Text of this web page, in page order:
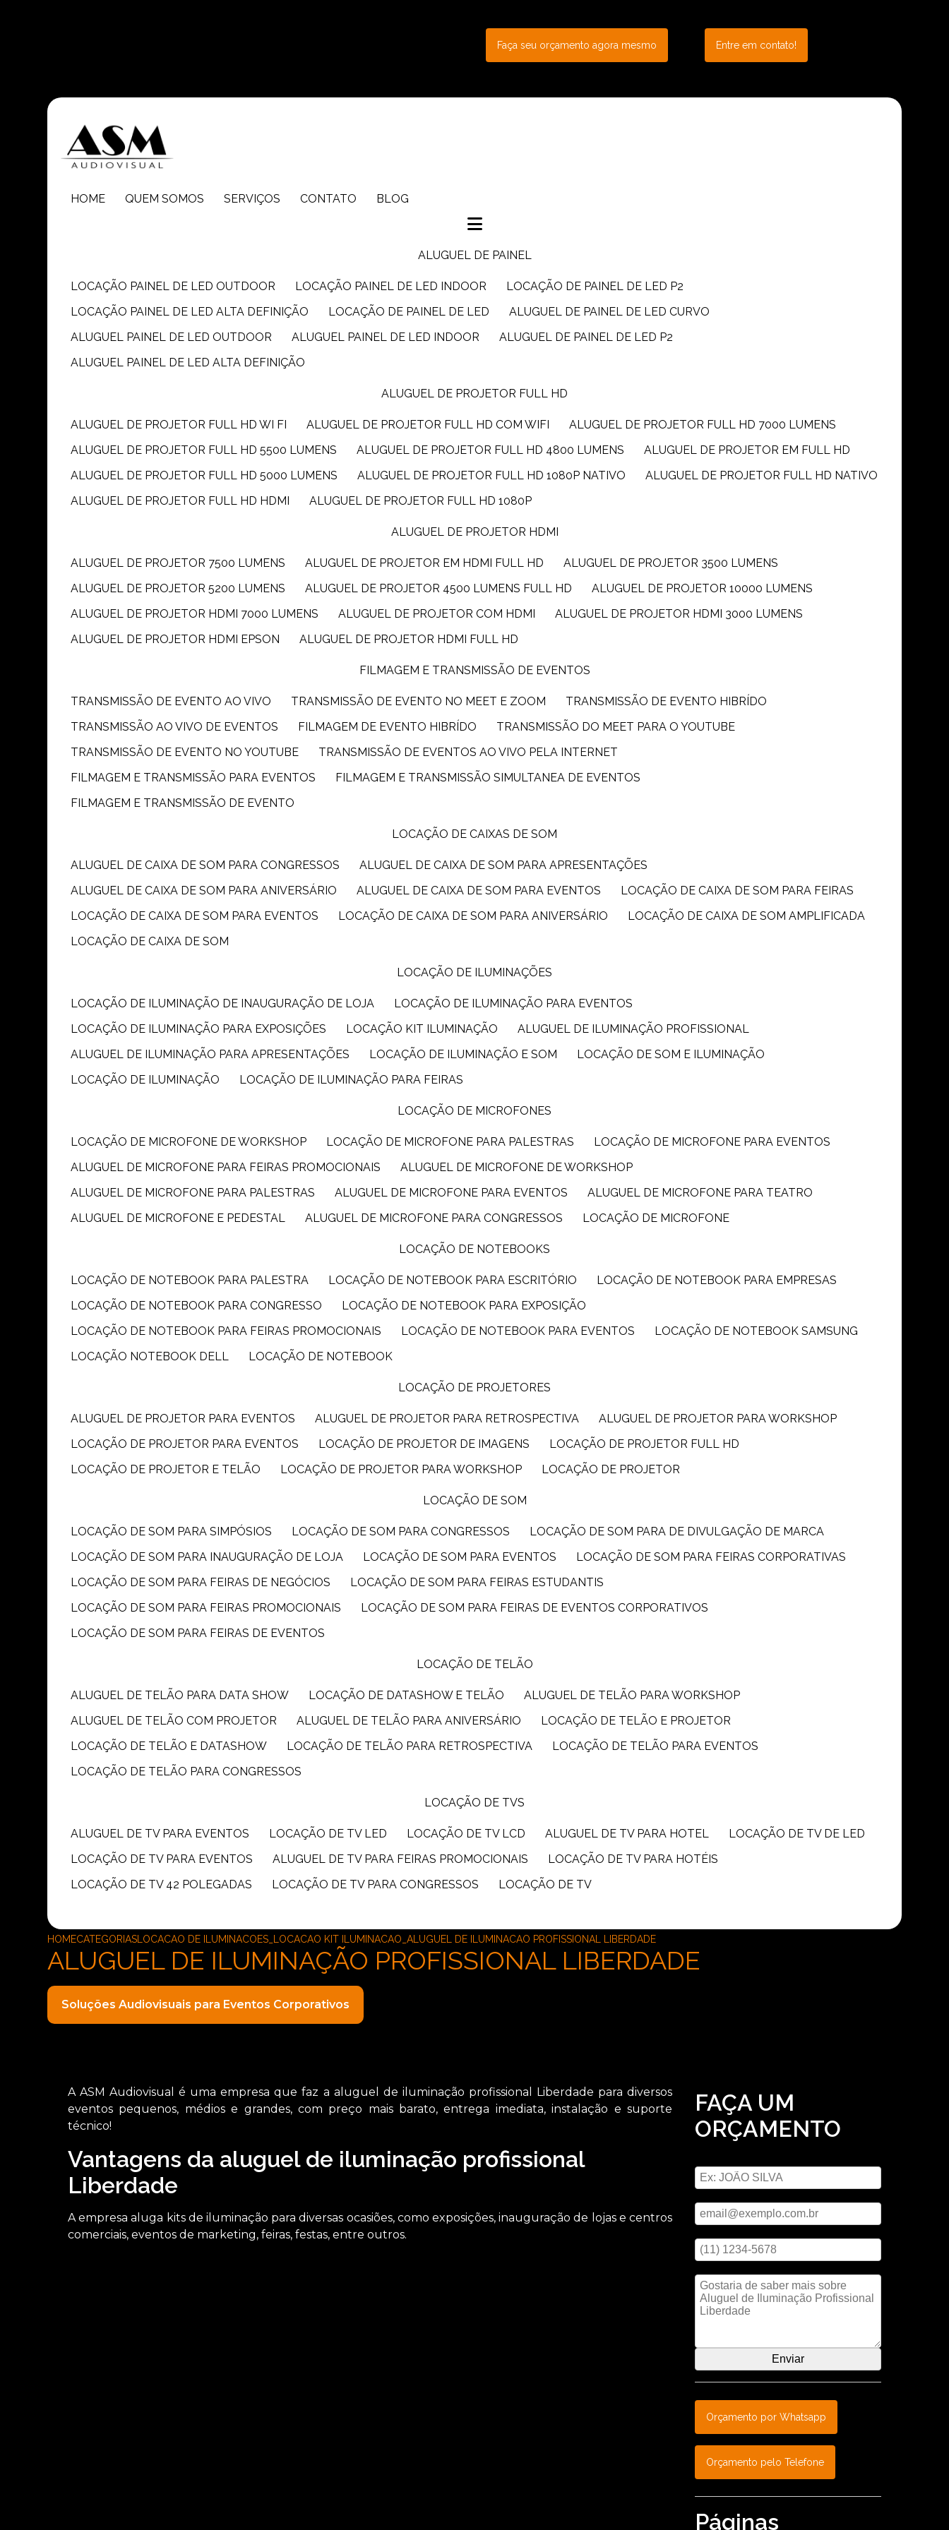
Faça seu orçamento agora mesmo Entre em contato!
HOME QUEM SOMOS SERVIÇOS CONTATO BLOG
ALUGUEL DE PAINEL
LOCAÇÃO PAINEL DE LED OUTDOOR LOCAÇÃO PAINEL DE LED INDOOR
LOCAÇÃO DE PAINEL DE LED P2
LOCAÇÃO PAINEL DE LED ALTA DEFINIÇÃO
LOCAÇÃO DE PAINEL DE LED
ALUGUEL DE PAINEL DE LED CURVO
ALUGUEL PAINEL DE LED OUTDOOR
ALUGUEL PAINEL DE LED INDOOR
ALUGUEL DE PAINEL DE LED P2
ALUGUEL PAINEL DE LED ALTA DEFINIÇÃO
ALUGUEL DE PROJETOR FULL HD
ALUGUEL DE PROJETOR FULL HD WI FI ALUGUEL DE PROJETOR FULL HD COM WIFI
ALUGUEL DE PROJETOR FULL HD 7000 LUMENS
ALUGUEL DE PROJETOR FULL HD 5500 LUMENS
ALUGUEL DE PROJETOR FULL HD 4800 LUMENS
ALUGUEL DE PROJETOR EM FULL HD
ALUGUEL DE PROJETOR FULL HD 5000 LUMENS
ALUGUEL DE PROJETOR FULL HD 1080P NATIVO
ALUGUEL DE PROJETOR FULL HD NATIVO
ALUGUEL DE PROJETOR FULL HD HDMI
ALUGUEL DE PROJETOR FULL HD 1080P
ALUGUEL DE PROJETOR HDMI
ALUGUEL DE PROJETOR 7500 LUMENS ALUGUEL DE PROJETOR EM HDMI FULL HD
ALUGUEL DE PROJETOR 3500 LUMENS
ALUGUEL DE PROJETOR 5200 LUMENS
ALUGUEL DE PROJETOR 4500 LUMENS FULL HD
ALUGUEL DE PROJETOR 10000 LUMENS
ALUGUEL DE PROJETOR HDMI 7000 LUMENS
ALUGUEL DE PROJETOR COM HDMI
ALUGUEL DE PROJETOR HDMI 3000 LUMENS
ALUGUEL DE PROJETOR HDMI EPSON
ALUGUEL DE PROJETOR HDMI FULL HD
FILMAGEM E TRANSMISSÃO DE EVENTOS
TRANSMISSÃO DE EVENTO AO VIVO TRANSMISSÃO DE EVENTO NO MEET E ZOOM
TRANSMISSÃO DE EVENTO HIBRÍDO
TRANSMISSÃO AO VIVO DE EVENTOS
FILMAGEM DE EVENTO HIBRÍDO
TRANSMISSÃO DO MEET PARA O YOUTUBE
TRANSMISSÃO DE EVENTO NO YOUTUBE
TRANSMISSÃO DE EVENTOS AO VIVO PELA INTERNET
FILMAGEM E TRANSMISSÃO PARA EVENTOS
FILMAGEM E TRANSMISSÃO SIMULTANEA DE EVENTOS
FILMAGEM E TRANSMISSÃO DE EVENTO
LOCAÇÃO DE CAIXAS DE SOM
ALUGUEL DE CAIXA DE SOM PARA CONGRESSOS
ALUGUEL DE CAIXA DE SOM PARA APRESENTAÇÕES
ALUGUEL DE CAIXA DE SOM PARA ANIVERSÁRIO
ALUGUEL DE CAIXA DE SOM PARA EVENTOS
LOCAÇÃO DE CAIXA DE SOM PARA FEIRAS
LOCAÇÃO DE CAIXA DE SOM PARA EVENTOS
LOCAÇÃO DE CAIXA DE SOM PARA ANIVERSÁRIO
LOCAÇÃO DE CAIXA DE SOM AMPLIFICADA
LOCAÇÃO DE CAIXA DE SOM
LOCAÇÃO DE ILUMINAÇÕES
LOCAÇÃO DE ILUMINAÇÃO DE INAUGURAÇÃO DE LOJA
LOCAÇÃO DE ILUMINAÇÃO PARA EVENTOS
LOCAÇÃO DE ILUMINAÇÃO PARA EXPOSIÇÕES
LOCAÇÃO KIT ILUMINAÇÃO
ALUGUEL DE ILUMINAÇÃO PROFISSIONAL
ALUGUEL DE ILUMINAÇÃO PARA APRESENTAÇÕES
LOCAÇÃO DE ILUMINAÇÃO E SOM
LOCAÇÃO DE SOM E ILUMINAÇÃO
LOCAÇÃO DE ILUMINAÇÃO
LOCAÇÃO DE ILUMINAÇÃO PARA FEIRAS
LOCAÇÃO DE MICROFONES
LOCAÇÃO DE MICROFONE DE WORKSHOP LOCAÇÃO DE MICROFONE PARA PALESTRAS
LOCAÇÃO DE MICROFONE PARA EVENTOS
ALUGUEL DE MICROFONE PARA FEIRAS PROMOCIONAIS
ALUGUEL DE MICROFONE DE WORKSHOP
ALUGUEL DE MICROFONE PARA PALESTRAS
ALUGUEL DE MICROFONE PARA EVENTOS
ALUGUEL DE MICROFONE PARA TEATRO
ALUGUEL DE MICROFONE E PEDESTAL
ALUGUEL DE MICROFONE PARA CONGRESSOS LOCAÇÃO DE MICROFONE
LOCAÇÃO DE NOTEBOOKS
LOCAÇÃO DE NOTEBOOK PARA PALESTRA LOCAÇÃO DE NOTEBOOK PARA ESCRITÓRIO
LOCAÇÃO DE NOTEBOOK PARA EMPRESAS
LOCAÇÃO DE NOTEBOOK PARA CONGRESSO
LOCAÇÃO DE NOTEBOOK PARA EXPOSIÇÃO
LOCAÇÃO DE NOTEBOOK PARA FEIRAS PROMOCIONAIS
LOCAÇÃO DE NOTEBOOK PARA EVENTOS
LOCAÇÃO DE NOTEBOOK SAMSUNG
LOCAÇÃO NOTEBOOK DELL
LOCAÇÃO DE NOTEBOOK
LOCAÇÃO DE PROJETORES
ALUGUEL DE PROJETOR PARA EVENTOS ALUGUEL DE PROJETOR PARA RETROSPECTIVA
ALUGUEL DE PROJETOR PARA WORKSHOP
LOCAÇÃO DE PROJETOR PARA EVENTOS
LOCAÇÃO DE PROJETOR DE IMAGENS
LOCAÇÃO DE PROJETOR FULL HD
LOCAÇÃO DE PROJETOR E TELÃO
LOCAÇÃO DE PROJETOR PARA WORKSHOP LOCAÇÃO DE PROJETOR
LOCAÇÃO DE SOM
LOCAÇÃO DE SOM PARA SIMPÓSIOS LOCAÇÃO DE SOM PARA CONGRESSOS
LOCAÇÃO DE SOM PARA DE DIVULGAÇÃO DE MARCA
LOCAÇÃO DE SOM PARA INAUGURAÇÃO DE LOJA
LOCAÇÃO DE SOM PARA EVENTOS
LOCAÇÃO DE SOM PARA FEIRAS CORPORATIVAS
LOCAÇÃO DE SOM PARA FEIRAS DE NEGÓCIOS
LOCAÇÃO DE SOM PARA FEIRAS ESTUDANTIS
LOCAÇÃO DE SOM PARA FEIRAS PROMOCIONAIS
LOCAÇÃO DE SOM PARA FEIRAS DE EVENTOS CORPORATIVOS
LOCAÇÃO DE SOM PARA FEIRAS DE EVENTOS
LOCAÇÃO DE TELÃO
ALUGUEL DE TELÃO PARA DATA SHOW LOCAÇÃO DE DATASHOW E TELÃO
ALUGUEL DE TELÃO PARA WORKSHOP
ALUGUEL DE TELÃO COM PROJETOR
ALUGUEL DE TELÃO PARA ANIVERSÁRIO
LOCAÇÃO DE TELÃO E PROJETOR
LOCAÇÃO DE TELÃO E DATASHOW
LOCAÇÃO DE TELÃO PARA RETROSPECTIVA
LOCAÇÃO DE TELÃO PARA EVENTOS
LOCAÇÃO DE TELÃO PARA CONGRESSOS
LOCAÇÃO DE TVS
ALUGUEL DE TV PARA EVENTOS LOCAÇÃO DE TV LED LOCAÇÃO DE TV LCD ALUGUEL DE TV PARA HOTEL
LOCAÇÃO DE TV DE LED
LOCAÇÃO DE TV PARA EVENTOS
ALUGUEL DE TV PARA FEIRAS PROMOCIONAIS
LOCAÇÃO DE TV PARA HOTÉIS
LOCAÇÃO DE TV 42 POLEGADAS
LOCAÇÃO DE TV PARA CONGRESSOS LOCAÇÃO DE TV
HOMECATEGORIASLOCACAO DE ILUMINACOES_LOCACAO KIT ILUMINACAO_ALUGUEL DE ILUMINACAO PROFISSIONAL LIBERDADE
ALUGUEL DE ILUMINAÇÃO PROFISSIONAL LIBERDADE
Soluções Audiovisuais para Eventos Corporativos
A ASM Audiovisual é uma empresa que faz a aluguel de iluminação profissional Liberdade para diversos
eventos pequenos, médios e grandes, com preço mais barato, entrega imediata, instalação e suporte
técnico!
Vantagens da aluguel de iluminação profissional
Liberdade
A empresa aluga kits de iluminação para diversas ocasiões, como exposições, inauguração de lojas e centros
comerciais, eventos de marketing, feiras, festas, entre outros.
FAÇA UM
ORÇAMENTO
Orçamento por Whatsapp
Orçamento pelo Telefone
Páginas